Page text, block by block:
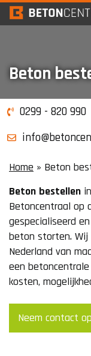
Beton
0299 - 820 990
Home » Beton
Beton bestellen in
Betoncentraal op
gespecialiseerd
beton storten. Wij
Nederland van
een betoncentrale
kosten,
Neem contact op